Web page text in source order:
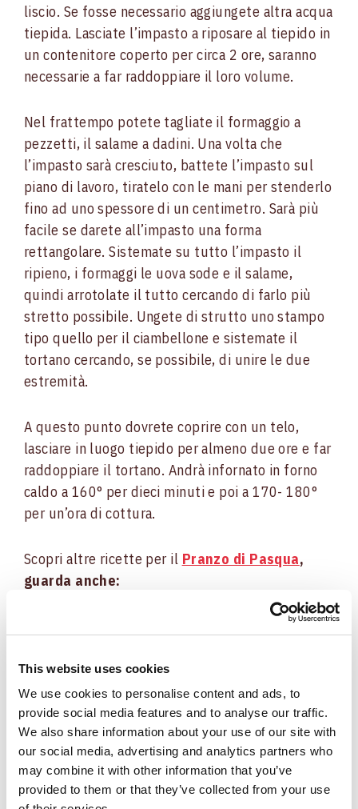
This website uses cookies
We use cookies to personalise content and ads, to
provide social media features and to analyse our traffic.
We also share information about your use of our site with
our social media, advertising and analytics partners who
may combine it with other information that you’ve
provided to them or that they’ve collected from your use
liscio. Se fosse necessario aggiungete altra acqua
tiepida. Lasciate l’impasto a riposare al tiepido in
un contenitore coperto per circa 2 ore, saranno
necessarie a far raddoppiare il loro volume.
Nel frattempo potete tagliate il formaggio a
pezzetti, il salame a dadini. Una volta che
l’impasto sarà cresciuto, battete l’impasto sul
piano di lavoro, tiratelo con le mani per stenderlo
fino ad uno spessore di un centimetro. Sarà più
facile se darete all’impasto una forma
rettangolare. Sistemate su tutto l’impasto il
ripieno, i formaggi le uova sode e il salame,
quindi arrotolate il tutto cercando di farlo più
stretto possibile. Ungete di strutto uno stampo
tipo quello per il ciambellone e sistemate il
tortano cercando, se possibile, di unire le due
estremità.
A questo punto dovrete coprire con un telo,
lasciare in luogo tiepido per almeno due ore e far
raddoppiare il tortano. Andrà infornato in forno
caldo a 160° per dieci minuti e poi a 170- 180°
per un’ora di cottura.
Scopri altre ricette per il Pranzo di Pasqua,
guarda anche:
Salmone al prosciutto, la ricetta veloce e
Risotto alla carbonara